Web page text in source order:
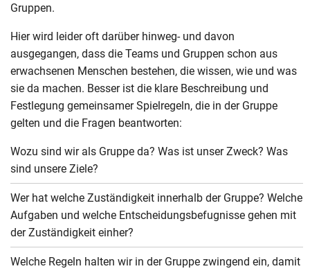
Gruppen.
Hier wird leider oft darüber hinweg- und davon
ausgegangen, dass die Teams und Gruppen schon aus
erwachsenen Menschen bestehen, die wissen, wie und was
sie da machen. Besser ist die klare Beschreibung und
Festlegung gemeinsamer Spielregeln, die in der Gruppe
gelten und die Fragen beantworten:
Wozu sind wir als Gruppe da? Was ist unser Zweck? Was
sind unsere Ziele?
Wer hat welche Zuständigkeit innerhalb der Gruppe? Welche
Aufgaben und welche Entscheidungsbefugnisse gehen mit
der Zuständigkeit einher?
Welche Regeln halten wir in der Gruppe zwingend ein, damit